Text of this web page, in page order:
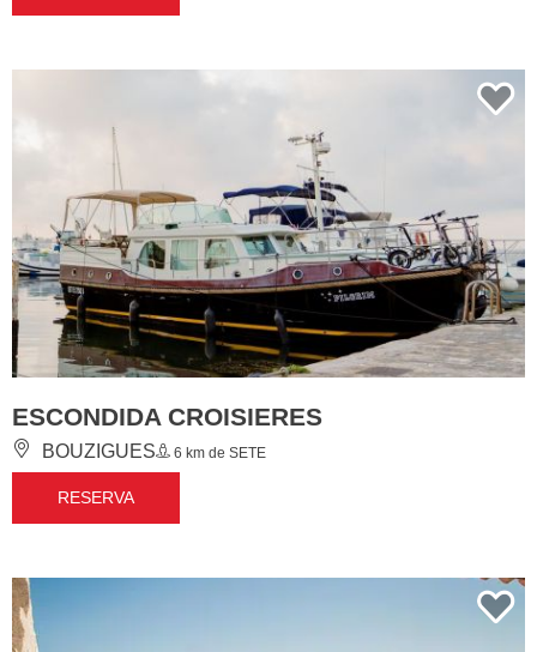
ESCONDIDA CROISIERES
BOUZIGUES 6 km de SETE
RESERVA